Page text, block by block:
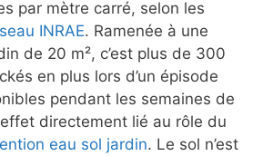
par mètre carré, selon les
INRAE. Ramenée à une
de 20 m², c’est plus de 300
en plus lors d’un épisode
pendant les semaines de
directement lié au rôle du
eau sol jardin. Le sol n’est